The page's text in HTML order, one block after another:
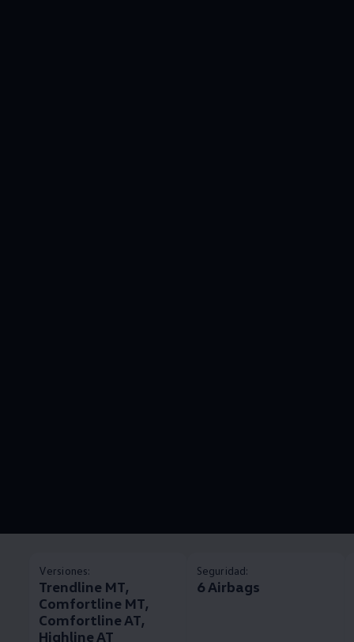
Versiones:
Trendline MT,
Comfortline MT,
Comfortline AT,
Highline AT
Seguridad:
6 Airbags